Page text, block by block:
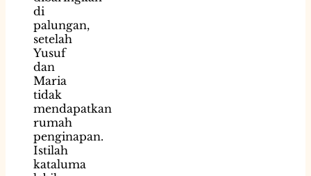
di
palungan,
setelah
Yusuf
dan
Maria
tidak
mendapatkan
rumah
penginapan.
Istilah
kataluma